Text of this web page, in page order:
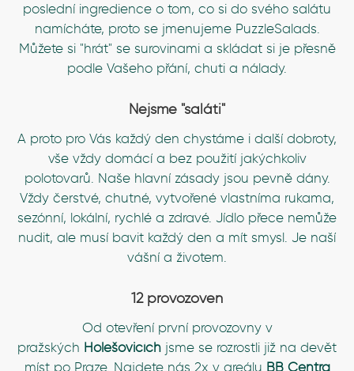
poslední ingredience o tom, co si do svého salátu
namícháte, proto se jmenujeme PuzzleSalads.
Můžete si "hrát" se surovinami a skládat si je přesně
podle Vašeho přání, chuti a nálady.
Nejsme "saláti"
A proto pro Vás každý den chystáme i další dobroty,
vše vždy domácí a bez použití jakýchkoliv
polotovarů. Naše hlavní zásady jsou pevně dány.
Vždy čerstvé, chutné, vytvořené vlastníma rukama,
sezónní, lokální, rychlé a zdravé. Jídlo přece nemůže
nudit, ale musí bavit každý den a mít smysl. Je naší
vášní a životem.
12 provozoven
Od otevření první provozovny v
pražských Holešovicích jsme se rozrostli již na devět
míst po Praze. Najdete nás 2x v areálu BB Centra